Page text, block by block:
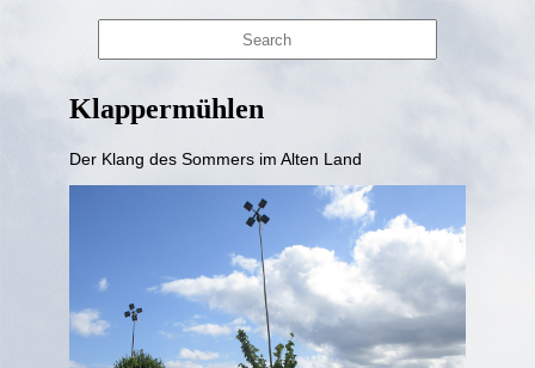
Klappermühlen
Der Klang des Sommers im Alten Land